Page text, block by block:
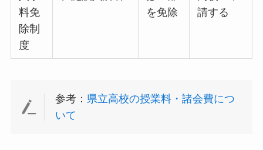
料免
除制
度
を免除
請する
参考： 県立高校の授業料・諸会費につ
いて